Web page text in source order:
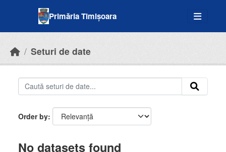
Primăria Timișoara
Seturi de date
Order by
No datasets found